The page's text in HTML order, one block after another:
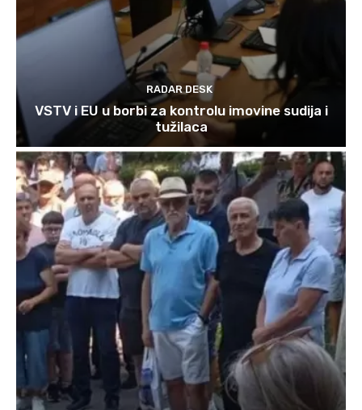
RADAR DESK
VSTV i EU u borbi za kontrolu imovine sudija i
tužilaca